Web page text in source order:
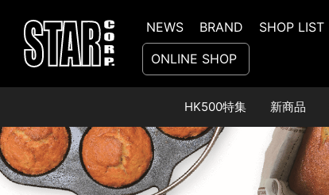
NEWS BRAND SHOP LIST
ONLINE SHOP
HK500特集 新商品